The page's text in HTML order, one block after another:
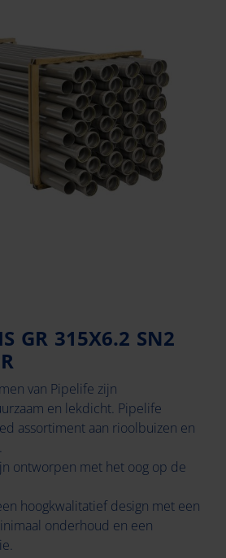
GR 315X6.2 SN2
van Pipelife zijn
en lekdicht. Pipelife
assortiment aan rioolbuizen en
ontworpen met het oog op de
hoogkwalitatief design met een
onderhoud en een